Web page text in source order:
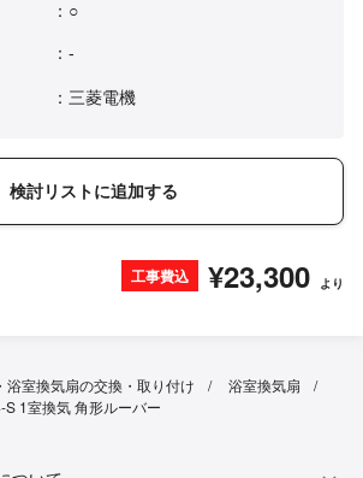
：○
：-
：三菱電機
検討リストに追加する
工事費込 ¥23,300 より
浴室換気扇の交換・取り付け
浴室換気扇
1室換気 角形ルーバー